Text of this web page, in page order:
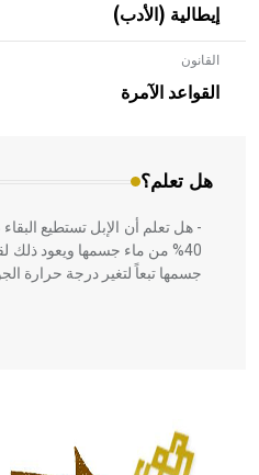
إيطالية (الأدب)
القانون
القواعد الآمرة
هل تعلم؟
- هل تعلم أن الأبلق نوع من
بالعمارة الإسلامية في بلاد
المعمار على بناء مداميكه
- هل تعلم أن الإبل تستطيع
40% من ماء جسمها ويعود ذلك
جسمها تبعاً لتغير درجة حرارة
الحكم، الأدلة، تنظيم التغذية،
له الفضل بأنه حرر الطب من